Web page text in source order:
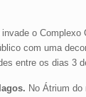
o
com uma
entre os dias 3
No Átrium